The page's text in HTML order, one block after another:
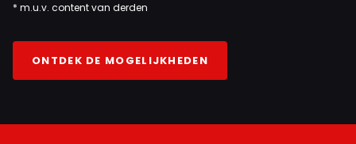
* m.u.v. content van derden
ONTDEK DE MOGELIJKHEDEN